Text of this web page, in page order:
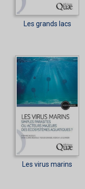
Les grands lacs
Les virus marins